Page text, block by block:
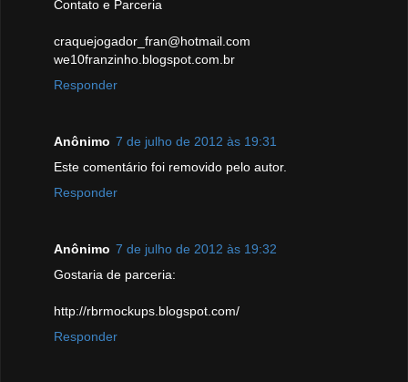
Contato e Parceria
craquejogador_fran@hotmail.com
we10franzinho.blogspot.com.br
Responder
Anônimo 7 de julho de 2012 às 19:31
Este comentário foi removido pelo autor.
Responder
Anônimo 7 de julho de 2012 às 19:32
Gostaria de parceria:
http://rbrmockups.blogspot.com/
Responder